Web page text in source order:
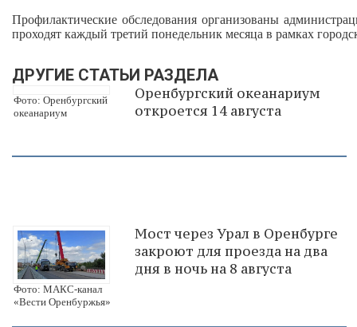
Профилактические обследования организованы
проходят каждый третий понедельник месяца в рамках
ДРУГИЕ СТАТЬИ РАЗДЕЛА
Фото: Оренбургский
океанариум
Оренбургский океанариум
откроется 14 августа
Фото: МАКС-канал
«Вести Оренбуржья»
Мост через Урал в Оренбурге
закроют для проезда на два
дня в ночь на 8 августа